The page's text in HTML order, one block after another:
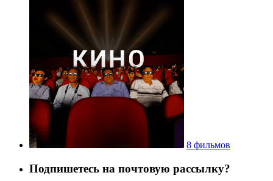
8 фильмов
Подпишетесь на почтовую рассылку?